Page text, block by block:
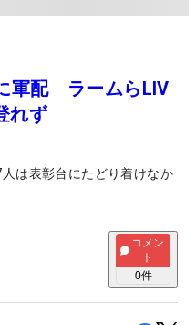
軍配 ラームらLIV
れず
は表彰台にたどり着けなか
コメン
ト
0件